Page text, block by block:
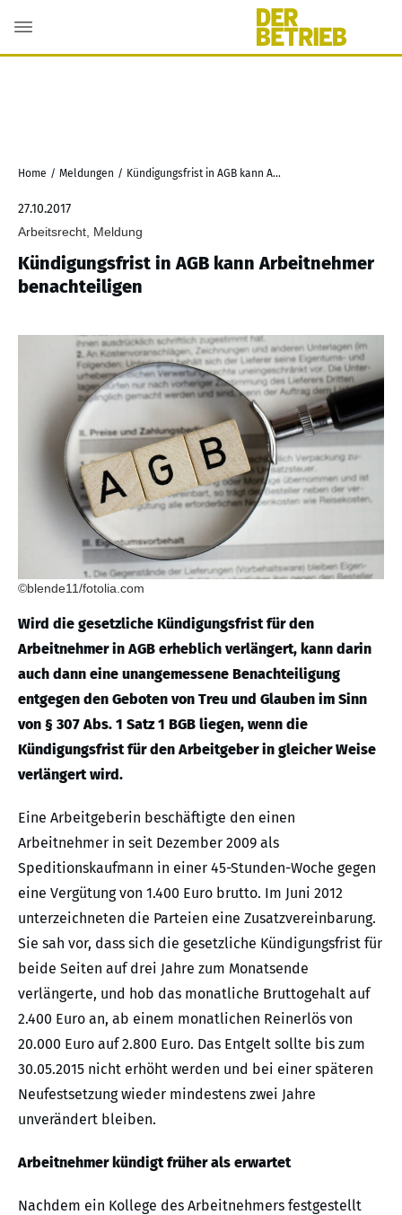
Home / Meldungen / Kündigungsfrist in AGB kann Arbeitnehmer benachteiligen
27.10.2017
Arbeitsrecht, Meldung
Kündigungsfrist in AGB kann Arbeitnehmer
benachteiligen
©blende11/fotolia.com
Wird die gesetzliche Kündigungsfrist für den
Arbeitnehmer in AGB erheblich verlängert, kann darin
auch dann eine unangemessene Benachteiligung
entgegen den Geboten von Treu und Glauben im Sinn
von § 307 Abs. 1 Satz 1 BGB liegen, wenn die
Kündigungsfrist für den Arbeitgeber in gleicher Weise
verlängert wird.
Eine Arbeitgeberin beschäftigte den einen
Arbeitnehmer in seit Dezember 2009 als
Speditionskaufmann in einer 45-Stunden-Woche gegen
eine Vergütung von 1.400 Euro brutto. Im Juni 2012
unterzeichneten die Parteien eine Zusatzvereinbarung.
Sie sah vor, dass sich die gesetzliche Kündigungsfrist für
beide Seiten auf drei Jahre zum Monatsende
verlängerte, und hob das monatliche Bruttogehalt auf
2.400 Euro an, ab einem monatlichen Reinerlös von
20.000 Euro auf 2.800 Euro. Das Entgelt sollte bis zum
30.05.2015 nicht erhöht werden und bei einer späteren
Neufestsetzung wieder mindestens zwei Jahre
unverändert bleiben.
Arbeitnehmer kündigt früher als erwartet
Nachdem ein Kollege des Arbeitnehmers festgestellt